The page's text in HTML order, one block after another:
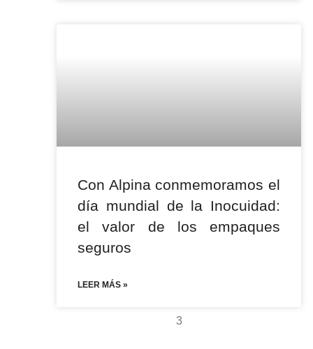
Con Alpina conmemoramos el
día mundial de la Inocuidad:
el valor de los empaques
seguros
LEER MÁS »
3